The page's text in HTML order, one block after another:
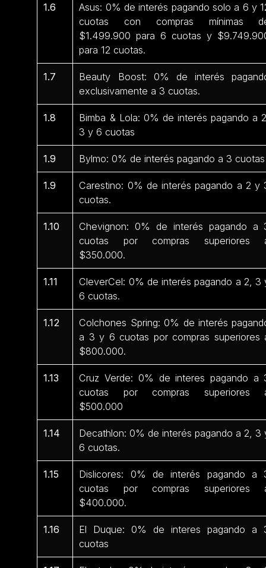
1.6
Asus: 0% de interés pagando solo a 6 y
cuotas con compras mínimas
$1.499.900 para 6 cuotas y
para 12 cuotas.
1.7
Beauty Boost: 0% de interés
exclusivamente a 3 cuotas.
1.8
Bimba & Lola: 0% de interés pagando a
3 y 6 cuotas
1.9 Bylmo: 0% de interés pagando a 3 cuotas
1.9
Carestino: 0% de interés pagando a 2 y
cuotas.
1.10
Chevignon: 0% de interés pagando a
cuotas por compras superiores
$350.000.
1.11
CleverCel: 0% de interés pagando a 2, 3
6 cuotas.
1.12
Colchones Spring: 0% de interés
a 3 y 6 cuotas por compras superiores
$800.000.
1.13
Cruz Verde: 0% de interes pagando a
cuotas por compras superiores
$500.000
1.14
Decathlon: 0% de interés pagando a 2, 3
6 cuotas.
1.15
Dislicores: 0% de interés pagando a
cuotas por compras superiores
$400.000.
1.16
El Duque: 0% de interes pagando a
cuotas